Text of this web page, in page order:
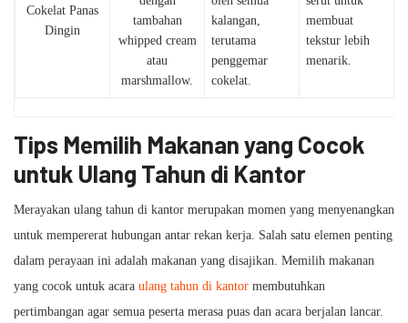
Cokelat Panas
Dingin
tambahan
whipped cream
atau
marshmallow.
kalangan,
terutama
penggemar
cokelat.
membuat
tekstur lebih
menarik.
Tips Memilih Makanan yang Cocok
untuk Ulang Tahun di Kantor
Merayakan ulang tahun di kantor merupakan momen yang menyenangkan
untuk mempererat hubungan antar rekan kerja. Salah satu elemen penting
dalam perayaan ini adalah makanan yang disajikan. Memilih makanan
yang cocok untuk acara ulang tahun di kantor membutuhkan
pertimbangan agar semua peserta merasa puas dan acara berjalan lancar.